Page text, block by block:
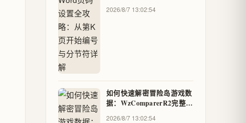
2026/8/7 13:02:54
如何快速解密冒险岛游戏数
据：WzComparerR2完整使
2026/8/7 13:02:54